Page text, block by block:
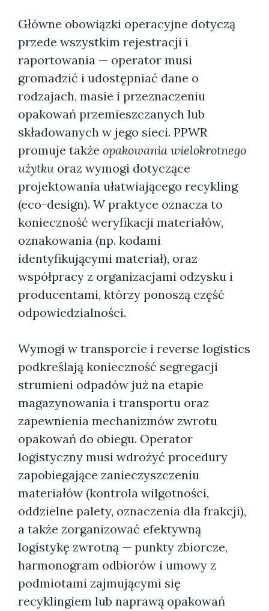
Główne obowiązki operacyjne dotyczą
przede wszystkim rejestracji i
raportowania — operator musi
gromadzić i udostępniać dane o
rodzajach, masie i przeznaczeniu
opakowań przemieszczanych lub
składowanych w jego sieci. PPWR
promuje także opakowania wielokrotnego
użytku oraz wymogi dotyczące
projektowania ułatwiającego recykling
(eco-design). W praktyce oznacza to
konieczność weryfikacji materiałów,
oznakowania (np. kodami
identyfikującymi materiał), oraz
współpracy z organizacjami odzysku i
producentami, którzy ponoszą część
odpowiedzialności.
Wymogi w transporcie i reverse logistics
podkreślają konieczność segregacji
strumieni odpadów już na etapie
magazynowania i transportu oraz
zapewnienia mechanizmów zwrotu
opakowań do obiegu. Operator
logistyczny musi wdrożyć procedury
zapobiegające zanieczyszczeniu
materiałów (kontrola wilgotności,
oddzielne palety, oznaczenia dla frakcji),
a także zorganizować efektywną
logistykę zwrotną — punkty zbiorcze,
harmonogram odbiorów i umowy z
podmiotami zajmującymi się
recyklingiem lub naprawą opakowań